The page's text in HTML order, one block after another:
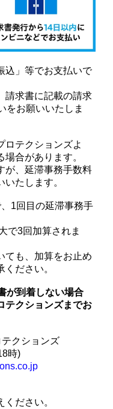
込」等でお支払いで
請求書に記載の請求
をお願いいたしま
ロテクションズよ
合があります。
が、延滞事務手数料
たします。
1回目の延滞事務手
で3回加算されま
ても、加算をお止め
ださい。
が到着しない場合
テクションズまでお
クションズ
時)
ださい。